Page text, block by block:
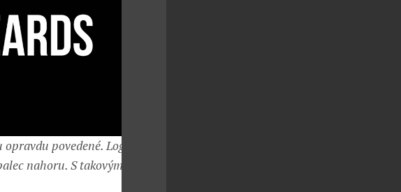
povedené. Logo i
nahoru. S takovýmto